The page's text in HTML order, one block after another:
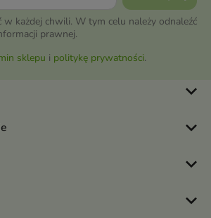
w każdej chwili. W tym celu należy odnaleźć
prawnej.
sklepu i politykę prywatności.
keyboard_arrow_down
keyboard_arrow_down
keyboard_arrow_down
keyboard_arrow_down